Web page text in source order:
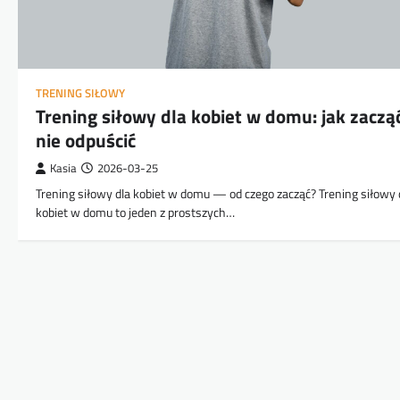
TRENING SIŁOWY
Trening siłowy dla kobiet w domu: jak
nie odpuścić
Kasia 2026-03-25
Trening siłowy dla kobiet w domu — od czego zacząć? Trening siłowy
kobiet w domu to jeden z prostszych…